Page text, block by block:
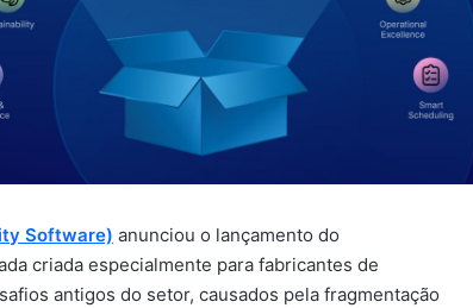
Software) anunciou o lançamento do
criada especialmente para fabricantes de
antigos do setor, causados pela fragmentação